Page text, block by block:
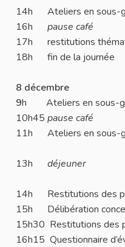
14h Ateliers en sous-
16h pause café
17h restitutions
18h fin de la journée
8 décembre
9h Ateliers en sous-
10h45 pause café
11h Ateliers en sous-
13h déjeuner
14h Restitutions des
15h Délibération
15h30 Restitutions des
16h15 Questionnaire